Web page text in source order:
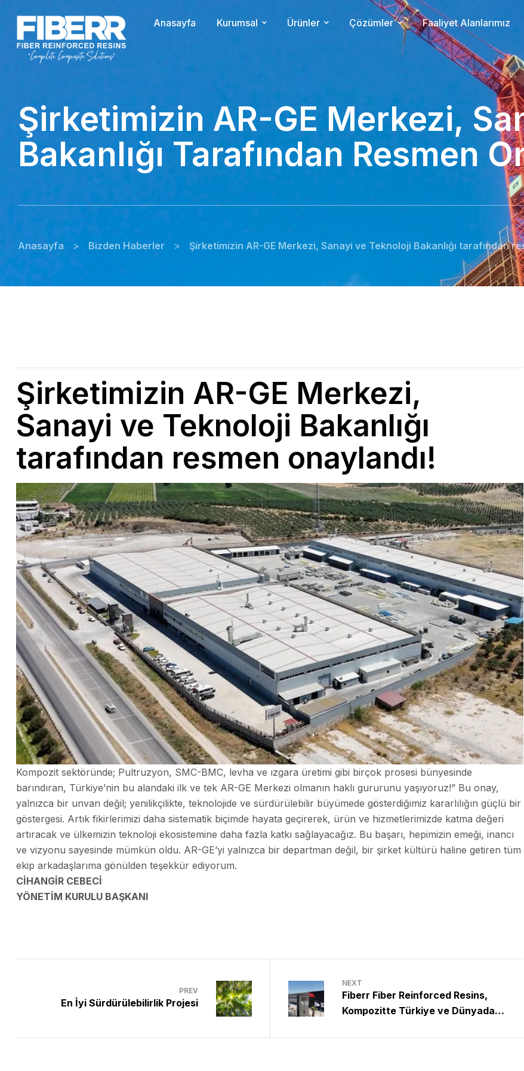
Anasayfa Kurumsal Ürünler Çözümler Faaliyet Alanlarımız
Şirketimizin AR-GE Merkezi,
Bakanlığı Tarafından Resmen
Anasayfa > Bizden Haberler > Şirketimizin AR-GE Merkezi, Sanayi ve Teknoloji Bakanlığı tarafından
Şirketimizin AR-GE Merkezi,
Sanayi ve Teknoloji Bakanlığı
tarafından resmen onaylandı!
Kompozit sektöründe; Pultruzyon, SMC-BMC, levha ve ızgara üretimi gibi birçok prosesi bünyesinde
barındıran, Türkiye’nin bu alandaki ilk ve tek AR-GE Merkezi olmanın haklı gururunu yaşıyoruz!” Bu onay,
yalnızca bir unvan değil; yenilikçilikte, teknolojide ve sürdürülebilir büyümede gösterdiğimiz kararlılığın güçlü bir
göstergesi. Artık fikirlerimizi daha sistematik biçimde hayata geçirerek, ürün ve hizmetlerimizde katma değeri
artıracak ve ülkemizin teknoloji ekosistemine daha fazla katkı sağlayacağız. Bu başarı, hepimizin emeği, inancı
ve vizyonu sayesinde mümkün oldu. AR-GE’yi yalnızca bir departman değil, bir şirket kültürü haline getiren tüm
ekip arkadaşlarıma gönülden teşekkür ediyorum.
CİHANGİR CEBECİ
YÖNETİM KURULU BAŞKANI
PREV
En İyi Sürdürülebilirlik Projesi
NEXT
Fiberr Fiber Reinforced Resins,
Kompozitte Türkiye ve Dünyada